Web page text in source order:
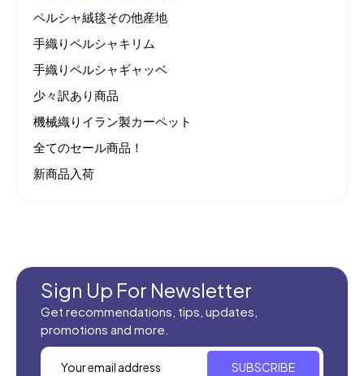
ペルシャ絨毯その他産地
手織りペルシャキリム
手織りペルシャギャッベ
少々訳あり商品
機械織りイラン製カーペット
全てのセール商品！
新商品入荷
Sign Up For Newsletter
Get recommendations, tips, updates,
promotions and more.
SUBSCRIBE